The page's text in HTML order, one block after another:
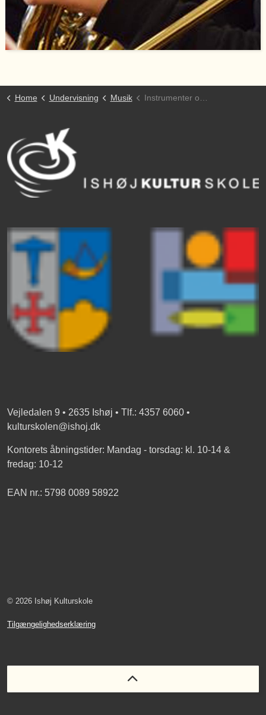
Home Undervisning Musik Instrumenter og sang
Vejledalen 9 • 2635 Ishøj • Tlf.: 4357 6060 •
kulturskolen@ishoj.dk
Kontorets åbningstider: Mandag - torsdag: kl. 10-14 &
fredag: 10-12
EAN nr.: 5798 0089 58922
© 2026 Ishøj Kulturskole
Tilgængelighedserklæring